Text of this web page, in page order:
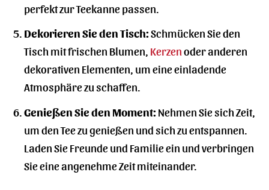
perfekt zur Teekanne passen.
Dekorieren Sie den Tisch:Schmücken Sie den
Tisch mit frischen Blumen, Kerzenoder anderen
dekorativen Elementen, um eine einladende
Atmosphäre zu schaffen.
Genießen Sie den Moment:Nehmen Sie sich Zeit,
um den Tee zu genießen und sich zu entspannen.
Laden Sie Freunde und Familie ein und verbringen
Sie eine angenehme Zeit miteinander.